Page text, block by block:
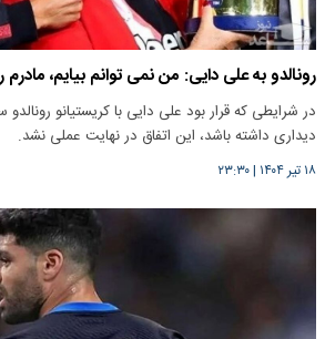
رونالدو به علی دایی: من نمی توانم بیایم،
در شرایطی که قرار بود علی دایی با کریستیانو رونالدو
دیداری داشته باشد، این اتفاق در نهایت عملی نشد.
۱۸ تیر ۱۴۰۴ |۲۳:۳۰